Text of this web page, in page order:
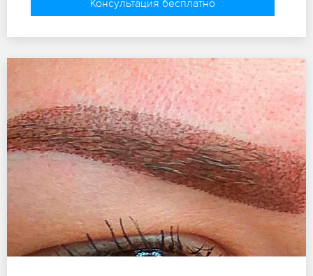
Консультация бесплатно